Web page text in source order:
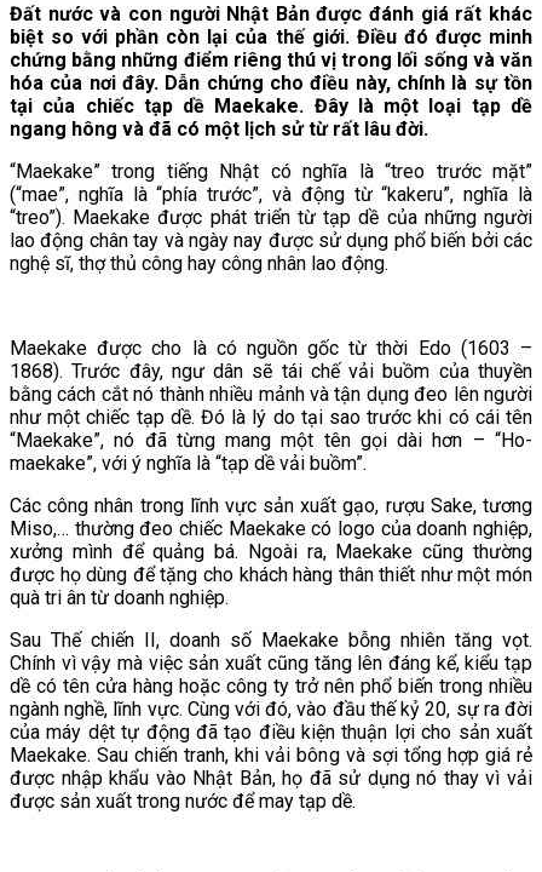
Đất nước và con người Nhật Bản được đánh giá rất khác
biệt so với phần còn lại của thế giới. Điều đó được minh
chứng bằng những điểm riêng thú vị trong lối sống và văn
hóa của nơi đây. Dẫn chứng cho điều này, chính là sự tồn
tại của chiếc tạp dề Maekake. Đây là một loại tạp dề
ngang hông và đã có một lịch sử từ rất lâu đời.
“Maekake” trong tiếng Nhật có nghĩa là “treo trước mặt”
(“mae”, nghĩa là “phía trước”, và động từ “kakeru”, nghĩa là
“treo”). Maekake được phát triển từ tạp dề của những người
lao động chân tay và ngày nay được sử dụng phổ biến bởi các
nghệ sĩ, thợ thủ công hay công nhân lao động.
Maekake được cho là có nguồn gốc từ thời Edo (1603 –
1868). Trước đây, ngư dân sẽ tái chế vải buồm của thuyền
bằng cách cắt nó thành nhiều mảnh và tận dụng đeo lên người
như một chiếc tạp dề. Đó là lý do tại sao trước khi có cái tên
“Maekake”, nó đã từng mang một tên gọi dài hơn – “Ho-
maekake”, với ý nghĩa là “tạp dề vải buồm”.
Các công nhân trong lĩnh vực sản xuất gạo, rượu Sake, tương
Miso,… thường đeo chiếc Maekake có logo của doanh nghiệp,
xưởng mình để quảng bá. Ngoài ra, Maekake cũng thường
được họ dùng để tặng cho khách hàng thân thiết như một món
quà tri ân từ doanh nghiệp.
Sau Thế chiến II, doanh số Maekake bỗng nhiên tăng vọt.
Chính vì vậy mà việc sản xuất cũng tăng lên đáng kể, kiểu tạp
dề có tên cửa hàng hoặc công ty trở nên phổ biến trong nhiều
ngành nghề, lĩnh vực. Cùng với đó, vào đầu thế kỷ 20, sự ra đời
của máy dệt tự động đã tạo điều kiện thuận lợi cho sản xuất
Maekake. Sau chiến tranh, khi vải bông và sợi tổng hợp giá rẻ
được nhập khẩu vào Nhật Bản, họ đã sử dụng nó thay vì vải
được sản xuất trong nước để may tạp dề.